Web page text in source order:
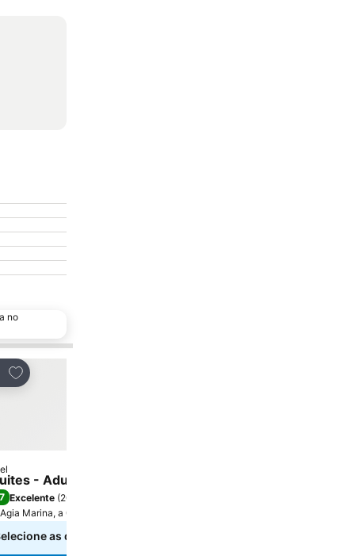
no
Adicionar aos favoritos
- Adults Only Boutique Suites with Private Jacuzzi
Excelente (203 pontuações
Agia Marina, a 0.7 km de Centro da cidade
as datas para ver os preços exatos.